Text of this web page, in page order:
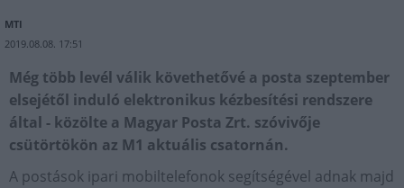
MTI
2019.08.08. 17:51
Még több levél válik követhetővé a posta szeptember
elsejétől induló elektronikus kézbesítési rendszere
által - közölte a Magyar Posta Zrt. szóvivője
csütörtökön az M1 aktuális csatornán.
A postások ipari mobiltelefonok segítségével adnak majd